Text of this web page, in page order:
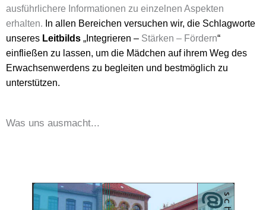
ausführlichere Informationen zu einzelnen Aspekten
erhalten. In allen Bereichen versuchen wir, die Schlagworte
unseres Leitbilds „Integrieren – Stärken – Fördern“
einfließen zu lassen, um die Mädchen auf ihrem Weg des
Erwachsenwerdens zu begleiten und bestmöglich zu
unterstützen.
Was uns ausmacht...